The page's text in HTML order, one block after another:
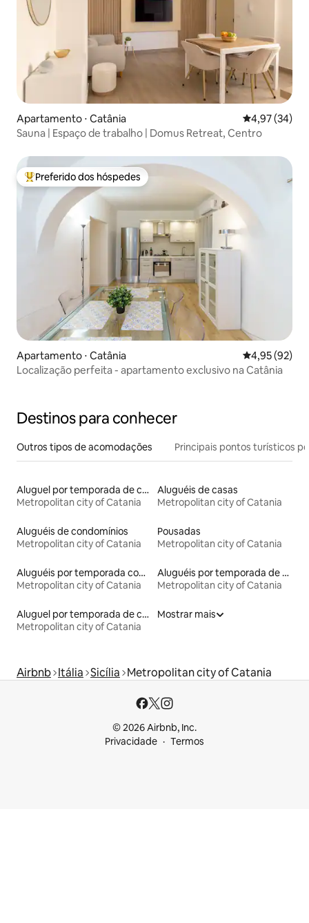
Apartamento ⋅ Catânia 4,97 de uma
4,97 (34)
Sauna | Espaço de trabalho | Domus Retreat, Centro
Entre os melhores preferidos dos hóspedes
Preferido dos hóspedes
Apartamento ⋅ Catânia 4,95 de uma
4,95 (92)
Localização perfeita - apartamento exclusivo na Catânia
Destinos para conhecer
Outros tipos de acomodações Principais pontos turísticos
Aluguel por temporada de casas de veraneio
Metropolitan city of Catania
Aluguéis de casas
Metropolitan city of Catania
Aluguéis de condomínios
Metropolitan city of Catania
Pousadas
Metropolitan city of Catania
Aluguéis por temporada com acesso ao lago
Metropolitan city of Catania
Aluguéis por temporada de acomodações de luxo
Metropolitan city of Catania
Aluguel por temporada de casas de hóspedes
Metropolitan city of Catania
Mostrar mais
Airbnb Itália Sicília Metropolitan city of Catania
© 2026 Airbnb, Inc.
Privacidade
Termos